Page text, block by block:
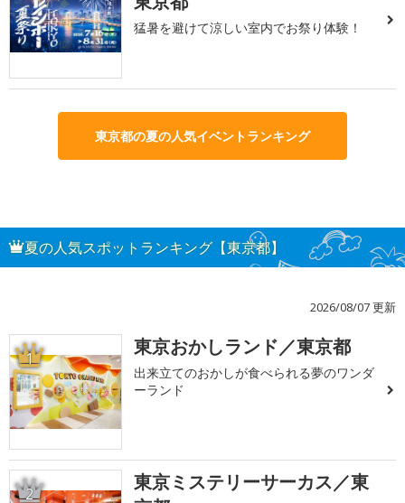
猛暑を避けて涼しい室内でお祭り体験！
東京都の夏の人気イベントランキング
夏の人気スポットランキング【東京都】
2026/08/07 更新
1 東京おかしランド／東京都
出来立てのおかしが食べられる夢のワンダ
ーランド
2
東京ミステリーサーカス／東